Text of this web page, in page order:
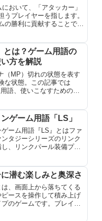
おいて、「アタッカー」
プレイヤーを指します。
の勝利に貢献することで
求められます。
とは？ゲーム用語の
方を解説
（MP）切れの状態を表す
な状態。この記事では
語、使いこなすためのポ
ゲーム用語「LS」
ーム用語『LS』とはファ
タジーシリーズのリンク
、リンクパール装備プレ
す。潜む楽しみと奥深さ
、画面上から落ちてくる
ースを操作して積み上げ
のゲームです。プレイヤ